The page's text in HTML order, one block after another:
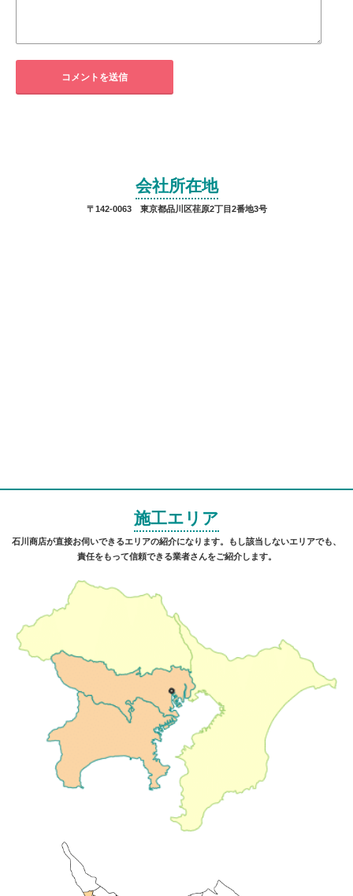
会社所在地
〒142-0063 東京都品川区荏原2丁目2番地3号
施工エリア
石川商店が直接お伺いできるエリアの紹介になります。もし該当しないエリアでも、
責任をもって信頼できる業者さんをご紹介します。